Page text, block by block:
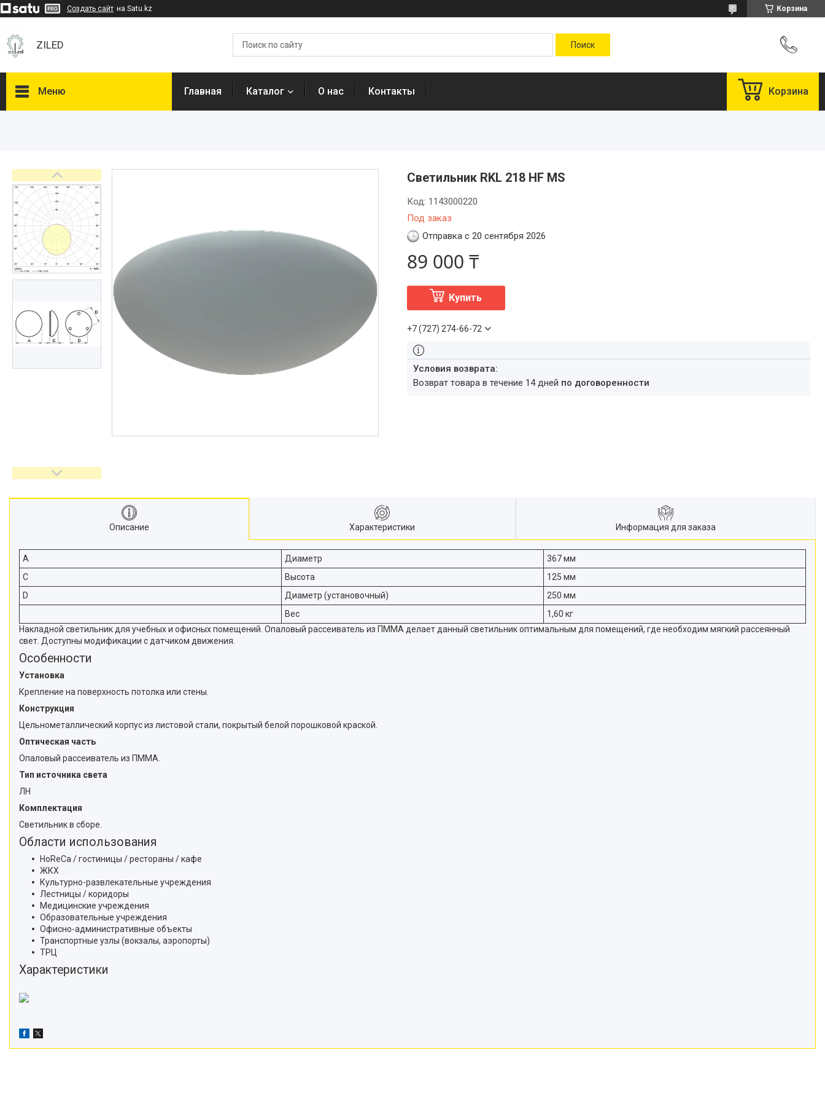
Создать сайт на Satu.kz Корзина
ZILED
Меню
ФАРЛАЙТ
АСТЗ
NLCO
INNOLUX
О нас
Отзывы
Главная Каталог О нас Контакты Корзина
Светильник RKL 218 HF MS
Под заказ
Код: 1143000220
Отправка с 20 сентября 2026
89 000 ₸
Купить
+7 (727) 274-66-72
возврат товара в течение 14 дней по договоренности
Описание Характеристики Информация для заказа
A Диаметр
367 мм
C
Высота
125 мм
D
Диаметр (установочный)
250 мм
Вес
1,60 кг
Накладной светильник для учебных и офисных помещений. Опаловый рассеиватель из ПММА делает данный светильник оптимальным для помещений, где необходим мягкий рассеянный
свет. Доступны модификации с датчиком движения.
Особенности
Установка
Крепление на поверхность потолка или стены.
Конструкция
Цельнометаллический корпус из листовой стали, покрытый белой порошковой краской.
Оптическая часть
Опаловый рассеиватель из ПММА.
Тип источника света
ЛН
Комплектация
Светильник в сборе.
Области использования
HoReCa / гостиницы / рестораны / кафе
ЖКХ
Культурно-развлекательные учреждения
Лестницы / коридоры
Медицинские учреждения
Образовательные учреждения
Офисно-административные объекты
Транспортные узлы (вокзалы, аэропорты)
ТРЦ
Характеристики